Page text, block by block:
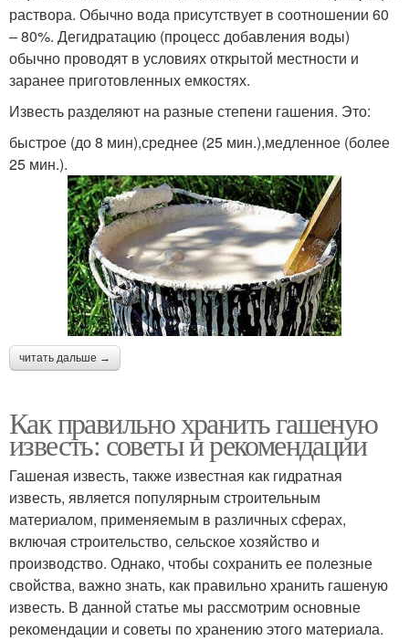
раствора. Обычно вода присутствует в соотношении 60
– 80%. Дегидратацию (процесс добавления воды)
обычно проводят в условиях открытой местности и
заранее приготовленных емкостях.
Известь разделяют на разные степени гашения. Это:
быстрое (до 8 мин),среднее (25 мин.),медленное (более
25 мин.).
читать дальше →
Как правильно хранить гашеную
известь: советы и рекомендации
Гашеная известь, также известная как гидратная
известь, является популярным строительным
материалом, применяемым в различных сферах,
включая строительство, сельское хозяйство и
производство. Однако, чтобы сохранить ее полезные
свойства, важно знать, как правильно хранить гашеную
известь. В данной статье мы рассмотрим основные
рекомендации и советы по хранению этого материала.